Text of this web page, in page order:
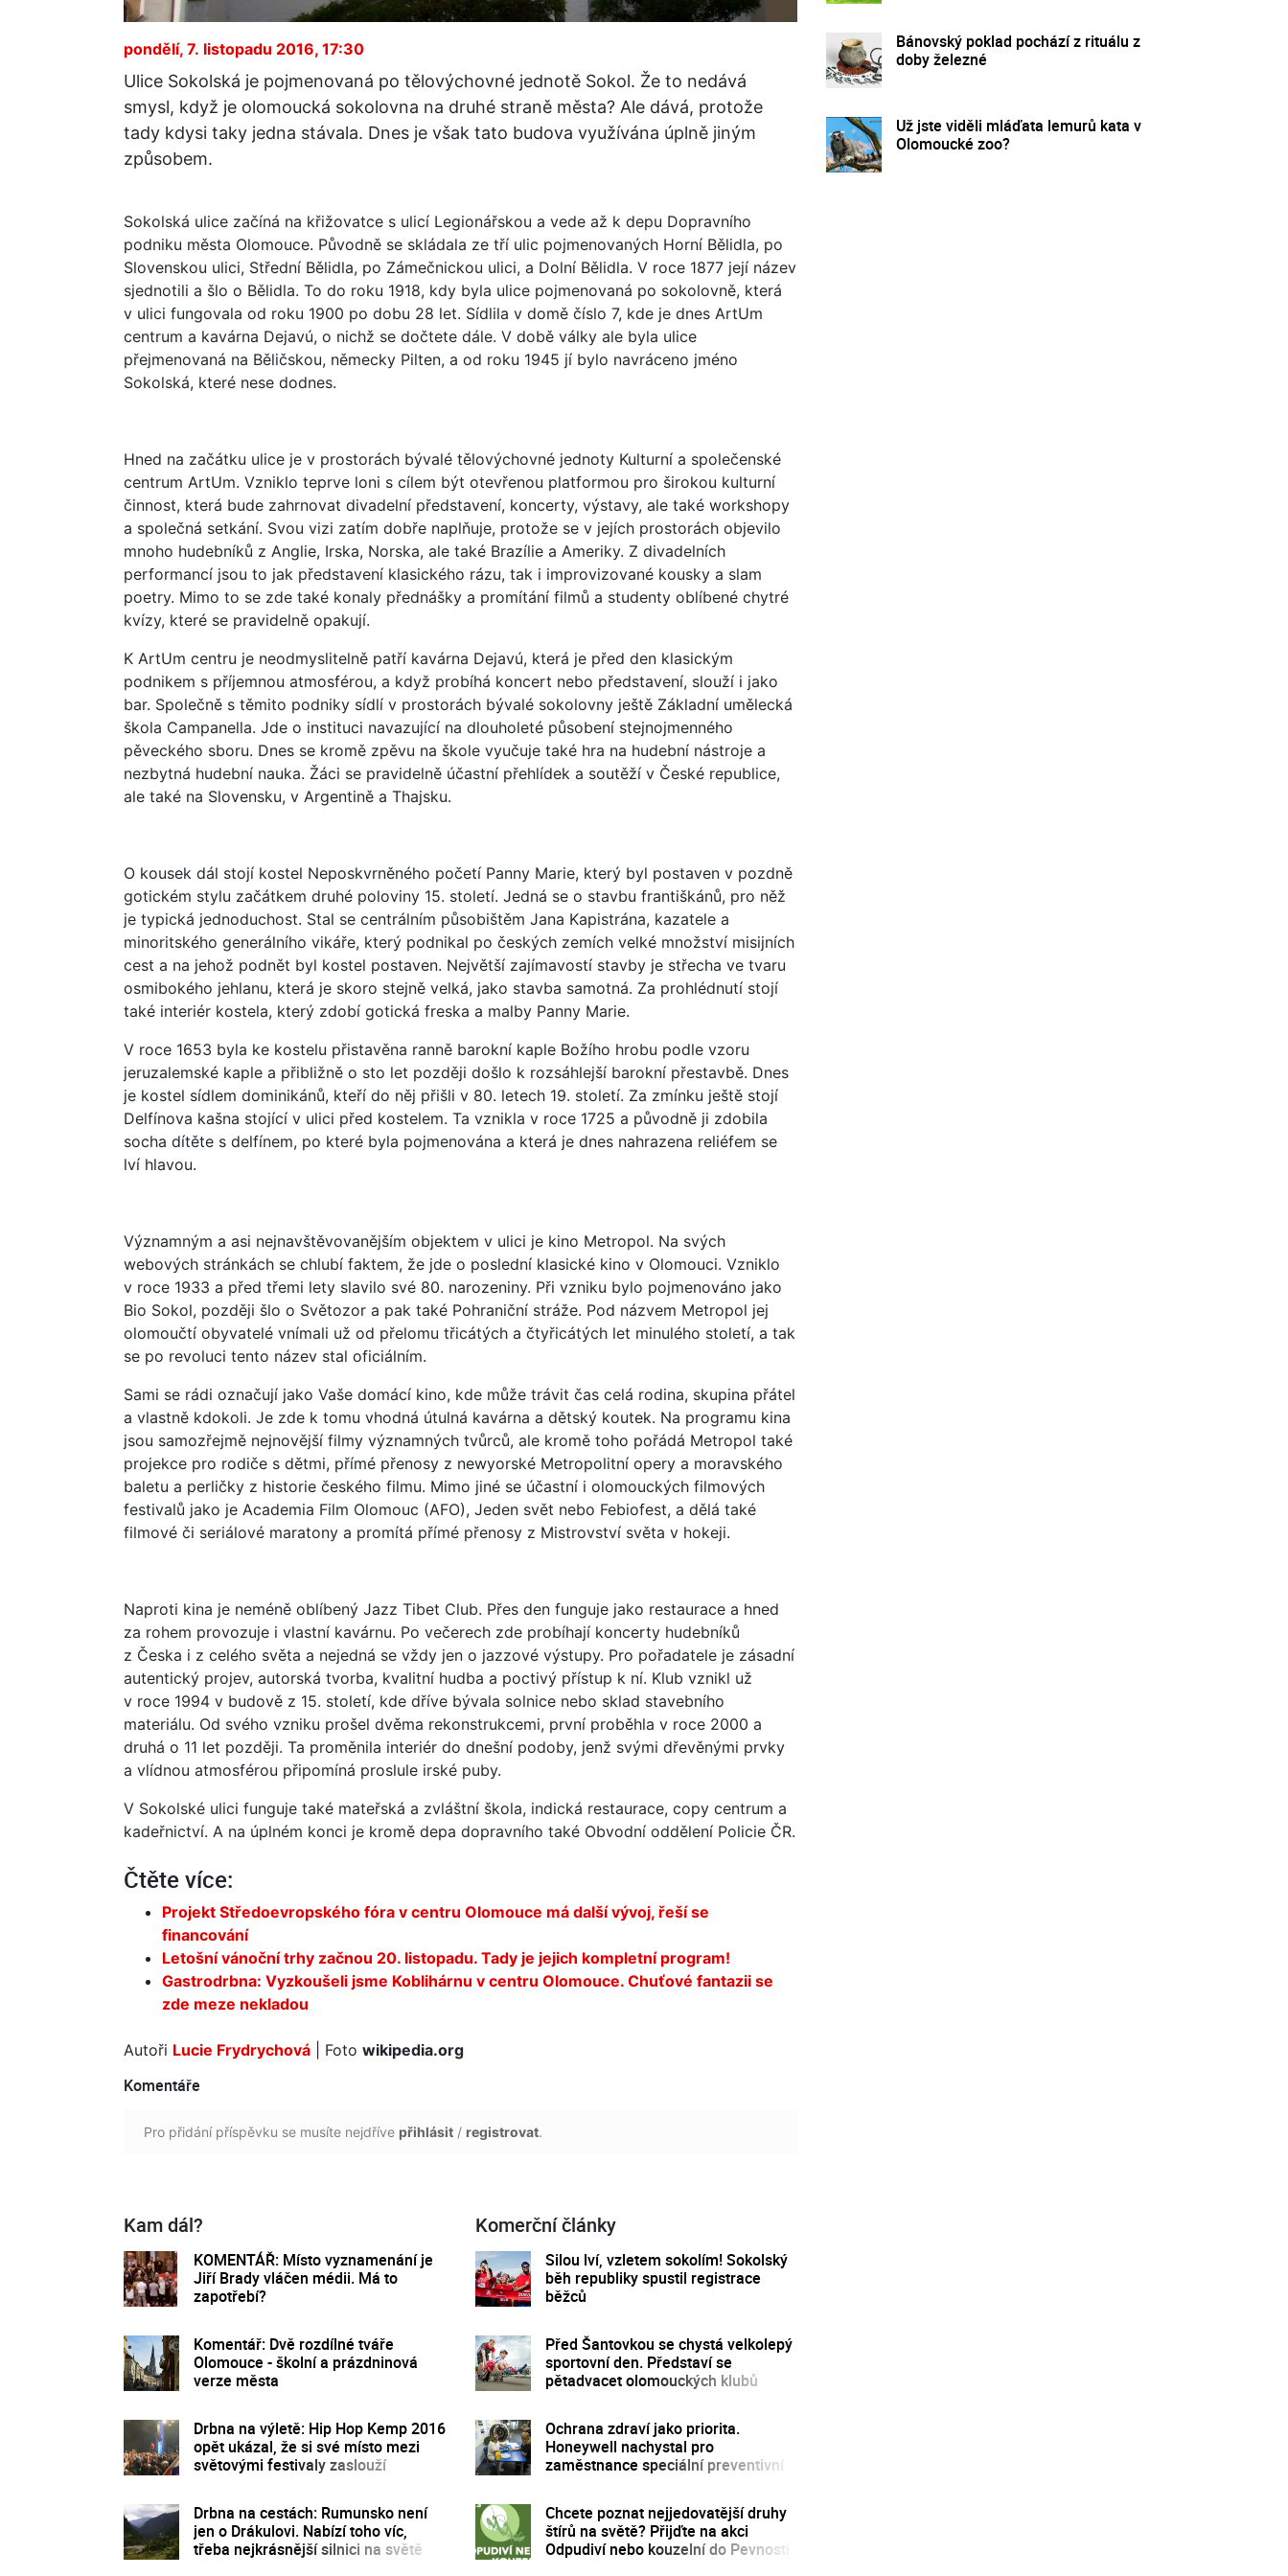
pondělí, 7. listopadu 2016, 17:30
Ulice Sokolská je pojmenovaná po tělovýchovné jednotě Sokol. Že to nedává
smysl, když je olomoucká sokolovna na druhé straně města? Ale dává, protože
tady kdysi taky jedna stávala. Dnes je však tato budova využívána úplně jiným
způsobem.
Sokolská ulice začíná na křižovatce s ulicí Legionářskou a vede až k depu Dopravního
podniku města Olomouce. Původně se skládala ze tří ulic pojmenovaných Horní Bělidla, po
Slovenskou ulici, Střední Bělidla, po Zámečnickou ulici, a Dolní Bělidla. V roce 1877 její název
sjednotili a šlo o Bělidla. To do roku 1918, kdy byla ulice pojmenovaná po sokolovně, která
v ulici fungovala od roku 1900 po dobu 28 let. Sídlila v domě číslo 7, kde je dnes ArtUm
centrum a kavárna Dejavú, o nichž se dočtete dále. V době války ale byla ulice
přejmenovaná na Běličskou, německy Pilten, a od roku 1945 jí bylo navráceno jméno
Sokolská, které nese dodnes.
Hned na začátku ulice je v prostorách bývalé tělovýchovné jednoty Kulturní a společenské
centrum ArtUm. Vzniklo teprve loni s cílem být otevřenou platformou pro širokou kulturní
činnost, která bude zahrnovat divadelní představení, koncerty, výstavy, ale také workshopy
a společná setkání. Svou vizi zatím dobře naplňuje, protože se v jejích prostorách objevilo
mnoho hudebníků z Anglie, Irska, Norska, ale také Brazílie a Ameriky. Z divadelních
performancí jsou to jak představení klasického rázu, tak i improvizované kousky a slam
poetry. Mimo to se zde také konaly přednášky a promítání filmů a studenty oblíbené chytré
kvízy, které se pravidelně opakují.
K ArtUm centru je neodmyslitelně patří kavárna Dejavú, která je před den klasickým
podnikem s příjemnou atmosférou, a když probíhá koncert nebo představení, slouží i jako
bar. Společně s těmito podniky sídlí v prostorách bývalé sokolovny ještě Základní umělecká
škola Campanella. Jde o instituci navazující na dlouholeté působení stejnojmenného
pěveckého sboru. Dnes se kromě zpěvu na škole vyučuje také hra na hudební nástroje a
nezbytná hudební nauka. Žáci se pravidelně účastní přehlídek a soutěží v České republice,
ale také na Slovensku, v Argentině a Thajsku.
O kousek dál stojí kostel Neposkvrněného početí Panny Marie, který byl postaven v pozdně
gotickém stylu začátkem druhé poloviny 15. století. Jedná se o stavbu františkánů, pro něž
je typická jednoduchost. Stal se centrálním působištěm Jana Kapistrána, kazatele a
minoritského generálního vikáře, který podnikal po českých zemích velké množství misijních
cest a na jehož podnět byl kostel postaven. Největší zajímavostí stavby je střecha ve tvaru
osmibokého jehlanu, která je skoro stejně velká, jako stavba samotná. Za prohlédnutí stojí
také interiér kostela, který zdobí gotická freska a malby Panny Marie.
V roce 1653 byla ke kostelu přistavěna ranně barokní kaple Božího hrobu podle vzoru
jeruzalemské kaple a přibližně o sto let později došlo k rozsáhlejší barokní přestavbě. Dnes
je kostel sídlem dominikánů, kteří do něj přišli v 80. letech 19. století. Za zmínku ještě stojí
Delfínova kašna stojící v ulici před kostelem. Ta vznikla v roce 1725 a původně ji zdobila
socha dítěte s delfínem, po které byla pojmenována a která je dnes nahrazena reliéfem se
lví hlavou.
Významným a asi nejnavštěvovanějším objektem v ulici je kino Metropol. Na svých
webových stránkách se chlubí faktem, že jde o poslední klasické kino v Olomouci. Vzniklo
v roce 1933 a před třemi lety slavilo své 80. narozeniny. Při vzniku bylo pojmenováno jako
Bio Sokol, později šlo o Světozor a pak také Pohraniční stráže. Pod názvem Metropol jej
olomoučtí obyvatelé vnímali už od přelomu třicátých a čtyřicátých let minulého století, a tak
se po revoluci tento název stal oficiálním.
Sami se rádi označují jako Vaše domácí kino, kde může trávit čas celá rodina, skupina přátel
a vlastně kdokoli. Je zde k tomu vhodná útulná kavárna a dětský koutek. Na programu kina
jsou samozřejmě nejnovější filmy významných tvůrců, ale kromě toho pořádá Metropol také
projekce pro rodiče s dětmi, přímé přenosy z newyorské Metropolitní opery a moravského
baletu a perličky z historie českého filmu. Mimo jiné se účastní i olomouckých filmových
festivalů jako je Academia Film Olomouc (AFO), Jeden svět nebo Febiofest, a dělá také
filmové či seriálové maratony a promítá přímé přenosy z Mistrovství světa v hokeji.
Naproti kina je neméně oblíbený Jazz Tibet Club. Přes den funguje jako restaurace a hned
za rohem provozuje i vlastní kavárnu. Po večerech zde probíhají koncerty hudebníků
z Česka i z celého světa a nejedná se vždy jen o jazzové výstupy. Pro pořadatele je zásadní
autentický projev, autorská tvorba, kvalitní hudba a poctivý přístup k ní. Klub vznikl už
v roce 1994 v budově z 15. století, kde dříve bývala solnice nebo sklad stavebního
materiálu. Od svého vzniku prošel dvěma rekonstrukcemi, první proběhla v roce 2000 a
druhá o 11 let později. Ta proměnila interiér do dnešní podoby, jenž svými dřevěnými prvky
a vlídnou atmosférou připomíná proslule irské puby.
V Sokolské ulici funguje také mateřská a zvláštní škola, indická restaurace, copy centrum a
kadeřnictví. A na úplném konci je kromě depa dopravního také Obvodní oddělení Policie ČR.
Čtěte více:
Projekt Středoevropského fóra v centru Olomouce má další vývoj, řeší se
financování
Letošní vánoční trhy začnou 20. listopadu. Tady je jejich kompletní program!
Gastrodrbna: Vyzkoušeli jsme Koblihárnu v centru Olomouce. Chuťové fantazii se
zde meze nekladou
Autoři Lucie Frydrychová | Foto wikipedia.org
Komentáře
Pro přidání příspěvku se musíte nejdříve přihlásit / registrovat.
Kam dál?
KOMENTÁŘ: Místo vyznamenání je
Jiří Brady vláčen médii. Má to
zapotřebí?
Komentář: Dvě rozdílné tváře
Olomouce - školní a prázdninová
verze města
Drbna na výletě: Hip Hop Kemp 2016
opět ukázal, že si své místo mezi
světovými festivaly zaslouží
Drbna na cestách: Rumunsko není
jen o Drákulovi. Nabízí toho víc,
třeba nejkrásnější silnici na světě
Komerční články
Silou lví, vzletem sokolím! Sokolský
běh republiky spustil registrace
běžců
Před Šantovkou se chystá velkolepý
sportovní den. Představí se
pětadvacet olomouckých klubů
Ochrana zdraví jako priorita.
Honeywell nachystal pro
zaměstnance speciální preventivní
Chcete poznat nejjedovatější druhy
štírů na světě? Přijďte na akci
Odpudiví nebo kouzelní do Pevnosti
Bánovský poklad pochází z rituálu z
doby železné
Už jste viděli mláďata lemurů kata v
Olomoucké zoo?